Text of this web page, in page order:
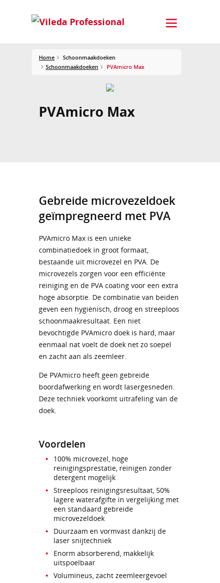
Home
Schoonmaakdoeken
Schoonmaakdoeken
PVAmicro Max
PVAmicro Max
Gebreide microvezeldoek
geïmpregneerd met PVA
PVAmicro Max is een unieke
combinatiedoek in groot formaat,
bestaande uit microvezel en PVA. De
microvezels zorgen voor een efficiënte
reiniging en de PVA coating voor een extra
hoge absorptie. De combinatie van beiden
geven een hygiënisch, droog en streeploos
schoonmaakresultaat. Een niet
bevochtigde PVAmicro doek is hard, maar
eenmaal nat voelt de doek net zo soepel
en zacht aan als zeemleer.
De PVAmicro heeft geen gebreide
boordafwerking en wordt lasergesneden.
Deze techniek voorkomt uitrafeling van de
doek.
Voordelen
100% microvezel, hoge
reinigingsprestatie, reinigen zonder
detergent mogelijk
Streeploos reinigingsresultaat, 50%
lagere waterafgifte in vergelijking met
een standaard gebreide
microvezeldoek
Duurzaam en vormvast dankzij de
laser snijtechniek
Enorm absorberend, makkelijk
uitspoelbaar
Volumineus, zacht zeemleergevoel